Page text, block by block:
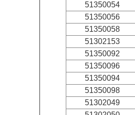
51350054
51350056
51350058
51302153
51350092
51350096
51350094
51350098
51302049